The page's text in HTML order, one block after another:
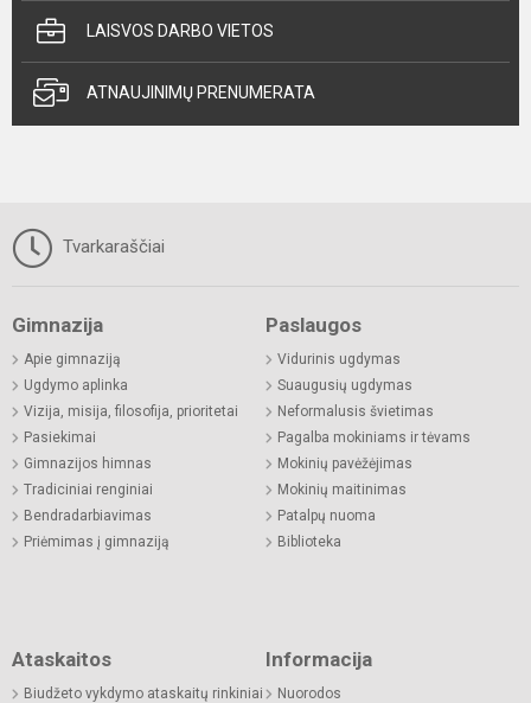
LAISVOS DARBO VIETOS
ATNAUJINIMŲ PRENUMERATA
Tvarkaraščiai
Gimnazija
Apie gimnaziją
Ugdymo aplinka
Vizija, misija, filosofija, prioritetai
Pasiekimai
Gimnazijos himnas
Tradiciniai renginiai
Bendradarbiavimas
Priėmimas į gimnaziją
Paslaugos
Vidurinis ugdymas
Suaugusių ugdymas
Neformalusis švietimas
Pagalba mokiniams ir tėvams
Mokinių pavėžėjimas
Mokinių maitinimas
Patalpų nuoma
Biblioteka
Ataskaitos
Biudžeto vykdymo ataskaitų rinkiniai
Informacija
Nuorodos